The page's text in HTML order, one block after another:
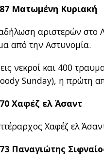
Ματωμένη Κυριακή
αριστερών στο
από την Αστυνομία.
νεκροί και 400
Sunday), η πρώτη
Χαφέζ ελ Άσαντ
Χαφέζ ελ
Παναγιώτης